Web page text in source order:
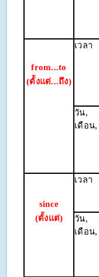
from...to
(ตั้งแต่...ถึง)
เวลา
วัน,
เดือน,
since
(ตั้งแต่)
เวลา
วัน,
เดือน,